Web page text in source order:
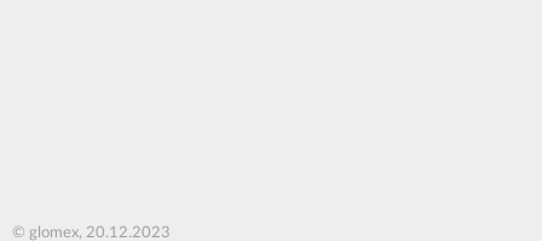
© glomex, 20.12.2023